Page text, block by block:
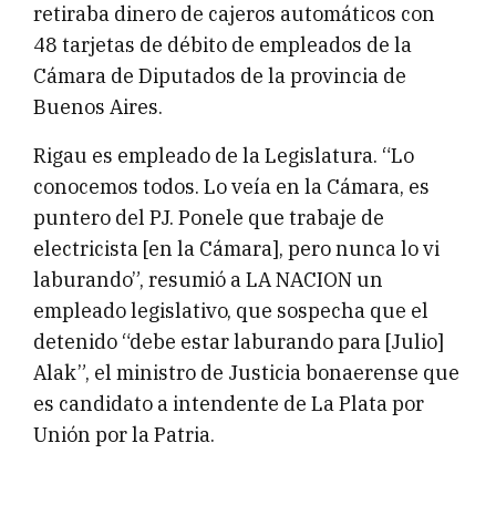
retiraba dinero de cajeros automáticos con
48 tarjetas de débito de empleados de la
Cámara de Diputados de la provincia de
Buenos Aires.
Rigau es empleado de la Legislatura. “Lo
conocemos todos. Lo veía en la Cámara, es
puntero del PJ. Ponele que trabaje de
electricista [en la Cámara], pero nunca lo vi
laburando”, resumió a LA NACION un
empleado legislativo, que sospecha que el
detenido “debe estar laburando para [Julio]
Alak”, el ministro de Justicia bonaerense que
es candidato a intendente de La Plata por
Unión por la Patria.